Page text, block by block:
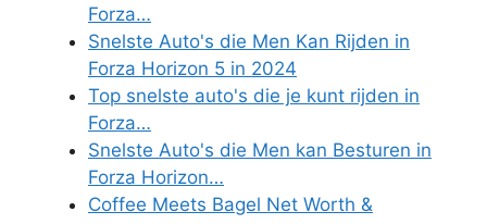
Forza…
Snelste Auto's die Men Kan Rijden in
Forza Horizon 5 in 2024
Top snelste auto's die je kunt rijden in
Forza…
Snelste Auto's die Men kan Besturen in
Forza Horizon…
Coffee Meets Bagel Net Worth &